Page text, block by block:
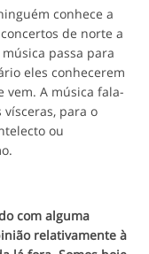
conhece a
de norte a
passa para
eles conhecerem
vem. A música fala-
para o
ou
com alguma
relativamente à